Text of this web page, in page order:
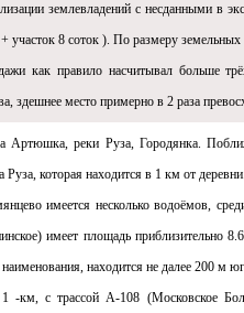
землевладений c несданными в
участок 8 соток ). По размеру
как правило насчитывал больше
здешнее место примерно в 2 раза
Артюшка, реки Руза, Городянка.
Руза, которая находится в 1 км от
имеется несколько водоёмов,
имеет площадь приблизительно
находится не далее 200 м
1 -км, с трассой A-108 (Московское